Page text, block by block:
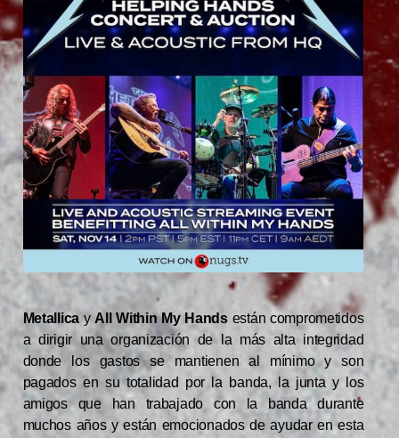
Metallica yAll Within MyHandsestán comprometidos
a dirigir una organización de la más alta integridad
donde los gastos se mantienen al mínimo y son
pagados en su totalidad por la banda, la junta y los
amigos que han trabajado con la banda durante
muchos años y están emocionados de ayudar en esta